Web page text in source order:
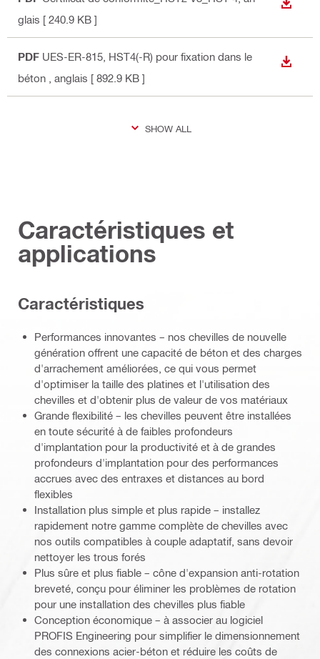
glais [ 240.9 KB ]
PDF UES-ER-815, HST4(-R) pour fixation dans le
béton
, anglais [ 892.9 KB ]
SHOW ALL
Caractéristiques et
applications
Caractéristiques
Performances innovantes – nos chevilles de nouvelle
génération offrent une capacité de béton et des charges
d'arrachement améliorées, ce qui vous permet
d'optimiser la taille des platines et l'utilisation des
chevilles et d'obtenir plus de valeur de vos matériaux
Grande flexibilité – les chevilles peuvent être installées
en toute sécurité à de faibles profondeurs
d'implantation pour la productivité et à de grandes
profondeurs d'implantation pour des performances
accrues avec des entraxes et distances au bord
flexibles
Installation plus simple et plus rapide – installez
rapidement notre gamme complète de chevilles avec
nos outils compatibles à couple adaptatif, sans devoir
nettoyer les trous forés
Plus sûre et plus fiable – cône d'expansion anti-rotation
breveté, conçu pour éliminer les problèmes de rotation
pour une installation des chevilles plus fiable
Conception économique – à associer au logiciel
PROFIS Engineering pour simplifier le dimensionnement
des connexions acier-béton et réduire les coûts de